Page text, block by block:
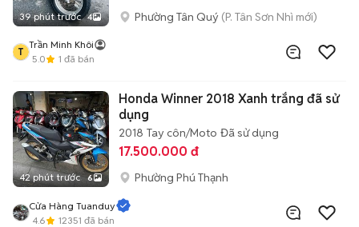
39 phút trước 4 Phường Tân Quý (P. Tân Sơn Nhì mới)
T
Trần Minh Khôi
5.0
1 đã bán
42 phút trước 6
Honda Winner 2018 Xanh trắng đã sử
dụng
2018 Tay côn/Moto Đã sử dụng
17.500.000 đ
Phường Phú Thạnh
Cửa Hàng Tuanduy
4.6
12351 đã bán